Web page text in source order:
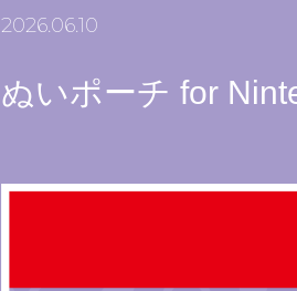
2026.06.10
ぬいポーチ for